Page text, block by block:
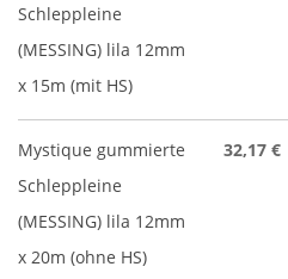
Schleppleine
(MESSING) lila 12mm
x 15m (mit HS)
Mystique gummierte
Schleppleine
(MESSING) lila 12mm
x 20m (ohne HS)
32,17 €